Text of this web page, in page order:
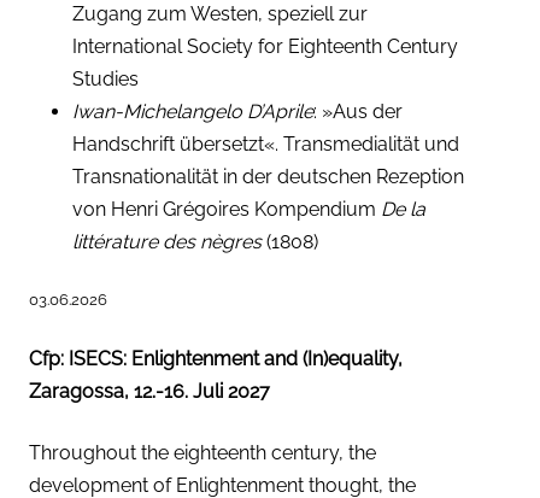
Zugang zum Westen, speziell zur
International Society for Eighteenth Century
Studies
Iwan-Michelangelo D’Aprile: »Aus der
Handschrift übersetzt«. Transmedialität und
Transnationalität in der deutschen Rezeption
von Henri Grégoires Kompendium De la
littérature des nègres(1808)
03.06.2026
Cfp: ISECS: Enlightenment and (In)equality,
Zaragossa, 12.-16. Juli 2027
Throughout the eighteenth century, the
development of Enlightenment thought, the